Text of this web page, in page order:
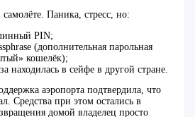
Паника, стресс, но:
PIN;
(дополнительная парольная
кошелёк);
находилась в сейфе в другой стране.
аэропорта подтвердила, что
Средства при этом остались в
домой владелец просто